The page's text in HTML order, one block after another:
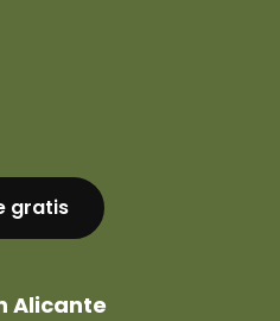
gratis
Alicante